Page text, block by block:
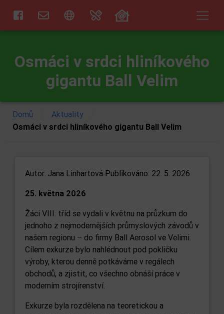
Osmáci v srdci hliníkového
gigantu Ball Velim
Domů Aktuality
Osmáci v srdci hliníkového gigantu Ball Velim
Autor: Jana Linhartová Publikováno: 22. 5. 2026
25. května 2026
Žáci VIII. tříd se vydali v květnu na průzkum do
jednoho z nejmodernějších průmyslových závodů v
našem regionu – do firmy Ball Aerosol ve Velimi.
Cílem exkurze bylo nahlédnout pod pokličku
výroby, kterou denně potkáváme v regálech
obchodů, a zjistit, co všechno obnáší práce v
moderním strojírenství.
Exkurze byla rozdělena na teoretickou a